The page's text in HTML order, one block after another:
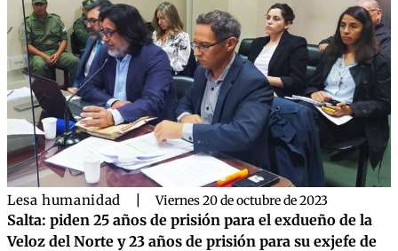
Lesa humanidad Viernes 20 de octubre de 2023
Salta: piden 25 años de prisión para el exdueño de la
Veloz del Norte y 23 años de prisión para su exjefe de